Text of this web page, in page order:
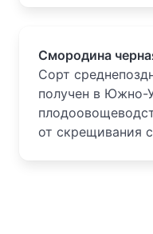
Смородина
Сорт
получен в Южно-
от скрещивания